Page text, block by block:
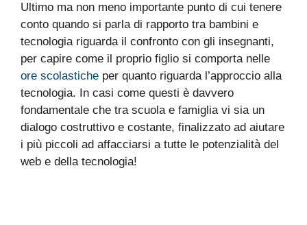
Ultimo ma non meno importante punto di cui tenere
conto quando si parla di rapporto tra bambini e
tecnologia riguarda il confronto con gli insegnanti,
per capire come il proprio figlio si comporta nelle
ore scolastiche per quanto riguarda l’approccio alla
tecnologia. In casi come questi è davvero
fondamentale che tra scuola e famiglia vi sia un
dialogo costruttivo e costante, finalizzato ad aiutare
i più piccoli ad affacciarsi a tutte le potenzialità del
web e della tecnologia!